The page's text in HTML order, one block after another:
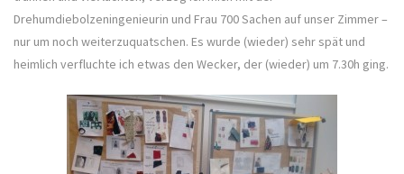
Drehumdiebolzeningenieurin und Frau 700 Sachen auf unser Zimmer –
nur um noch weiterzuquatschen. Es wurde (wieder) sehr spät und
heimlich verfluchte ich etwas den Wecker, der (wieder) um 7.30h ging.